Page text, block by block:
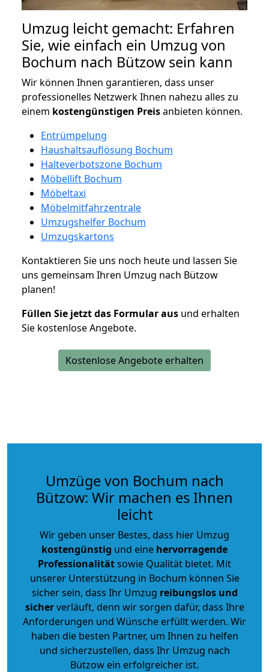
Umzug leicht gemacht: Erfahren
Sie, wie einfach ein Umzug von
Bochum nach Bützow sein kann
Wir können Ihnen garantieren, dass unser
professionelles Netzwerk Ihnen nahezu alles zu
einem kostengünstigen Preisanbieten können.
Entrümpelung
Haushaltsauflösung Bochum
Halteverbotszone Bochum
Möbellift Bochum
Möbeltaxi
Möbelmitfahrzentrale
Umzugshelfer Bochum
Umzugskartons
Kontaktieren Sie uns noch heute und lassen Sie
uns gemeinsam Ihren Umzug nach Bützow
planen!
Füllen Sie jetzt das Formular aus und erhalten
Sie kostenlose Angebote.
Kostenlose Angebote erhalten
Umzüge von Bochum nach
Bützow: Wir machen es Ihnen
leicht
Wir geben unser Bestes, dass hier Umzug
kostengünstig und eine hervorragende
Professionalitätsowie Qualität bietet. Mit
unserer Unterstützung in Bochum können Sie
sicher sein, dass Ihr Umzug reibungslos und
sicherverläuft, denn wir sorgen dafür, dass Ihre
Anforderungen und Wünsche erfüllt werden. Wir
haben die besten Partner, um Ihnen zu helfen
und sicherzustellen, dass Ihr Umzug nach
Bützow ein erfolgreicher ist.